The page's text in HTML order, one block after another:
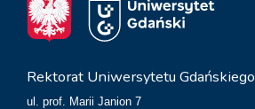
Rektorat Uniwersytetu Gdańskiego
ul. prof. Marii Janion 7